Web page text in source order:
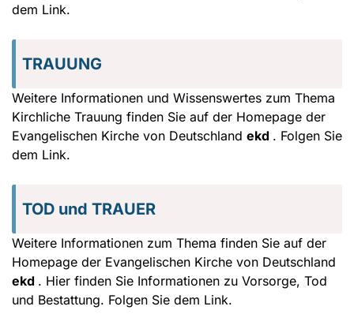
dem Link.
TRAUUNG
Weitere Informationen und Wissenswertes zum Thema
Kirchliche Trauung finden Sie auf der Homepage der
Evangelischen Kirche von Deutschland ekd . Folgen Sie
dem Link.
TOD und TRAUER
Weitere Informationen zum Thema finden Sie auf der
Homepage der Evangelischen Kirche von Deutschland
ekd . Hier finden Sie Informationen zu Vorsorge, Tod
und Bestattung. Folgen Sie dem Link.